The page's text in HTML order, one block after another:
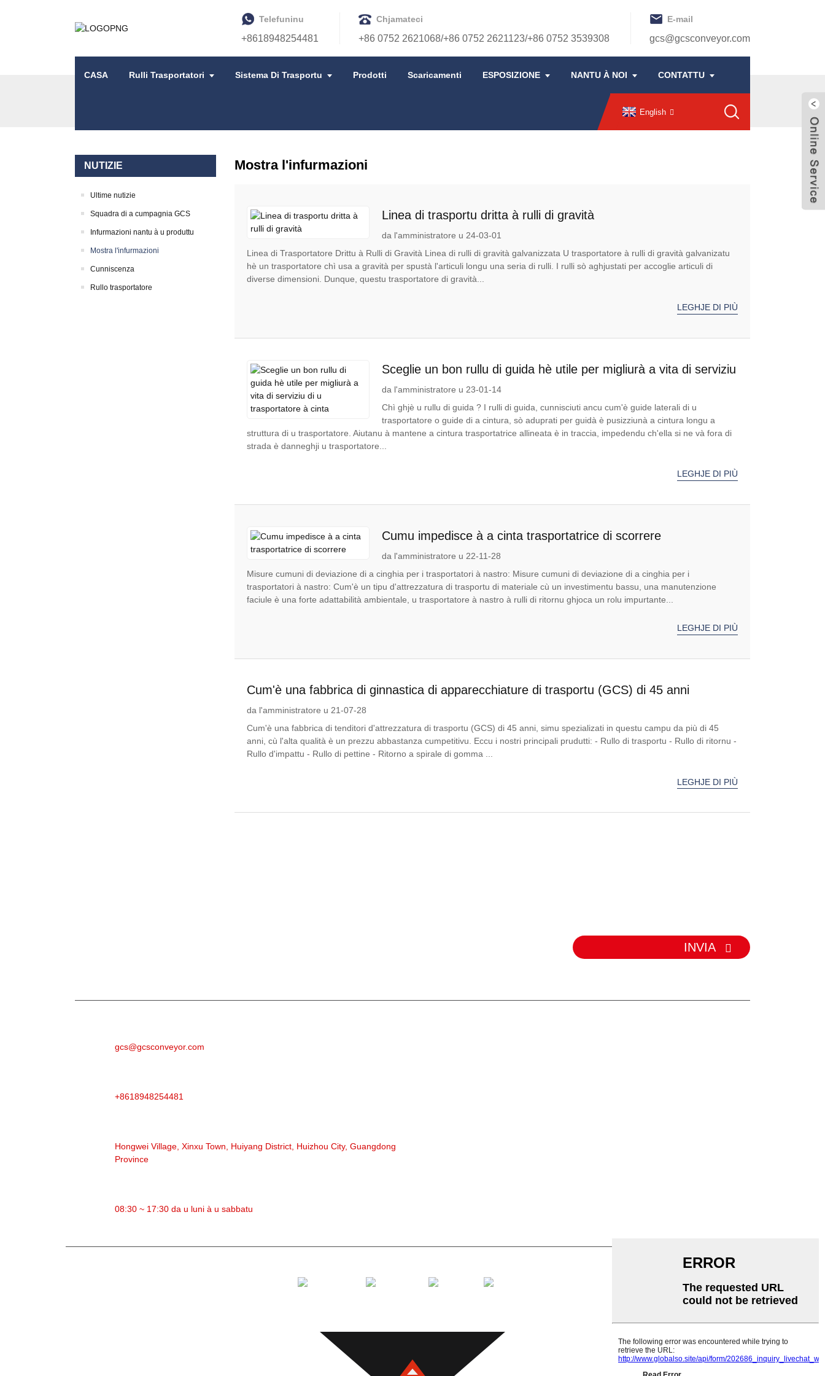
Telefuninu
+8618948254481
Chjamateci
+86 0752 2621068/+86 0752 2621123/+86 0752 3539308
E-mail
gcs@gcsconveyor.com
CASA Rulli Trasportatori Sistema Di Trasportu Prodotti Scaricamenti ESPOSIZIONE NANTU À NOI CONTATTU
English
NUTIZIE
Ultime nutizie
Squadra di a cumpagnia GCS
Infurmazioni nantu à u produttu
Mostra l'infurmazioni
Cunniscenza
Rullo trasportatore
Mostra l'infurmazioni
Linea di trasportu dritta à rulli di gravità
da l'amministratore u 24-03-01
Linea di Trasportatore Drittu à Rulli di Gravità Linea di rulli di gravità galvanizzata U trasportatore à rulli di gravità galvanizatu
hè un trasportatore chì usa a gravità per spustà l'articuli longu una seria di rulli. I rulli sò aghjustati per accoglie articuli di
diverse dimensioni. Dunque, questu trasportatore di gravità...
LEGHJE DI PIÙ
Sceglie un bon rullu di guida hè utile per migliurà a vita di serviziu
di u trasportatore à cinta
da l'amministratore u 23-01-14
Chì ghjè u rullu di guida ? I rulli di guida, cunnisciuti ancu cum'è guide laterali di u
trasportatore o guide di a cintura, sò aduprati per guidà è pusizziunà a cintura longu a
struttura di u trasportatore. Aiutanu à mantene a cintura trasportatrice allineata è in traccia, impedendu ch'ella si ne và fora di
strada è danneghji u trasportatore...
LEGHJE DI PIÙ
Cumu impedisce à a cinta trasportatrice di scorrere
da l'amministratore u 22-11-28
Misure cumuni di deviazione di a cinghia per i trasportatori à nastro: Misure cumuni di deviazione di a cinghia per i
trasportatori à nastro: Cum'è un tipu d'attrezzatura di trasportu di materiale cù un investimentu bassu, una manutenzione
faciule è una forte adattabilità ambientale, u trasportatore à nastro à rulli di ritornu ghjoca un rolu impurtante...
LEGHJE DI PIÙ
Cum'è una fabbrica di ginnastica di apparecchiature di trasportu (GCS) di 45 anni
da l'amministratore u 21-07-28
Cum'è una fabbrica di tenditori d'attrezzatura di trasportu (GCS) di 45 anni, simu spezializati in questu campu da più di 45
anni, cù l'alta qualità è un prezzu abbastanza cumpetitivu. Eccu i nostri principali prudutti: - Rullo di trasportu - Rullo di ritornu -
Rullo d'impattu - Rullo di pettine - Ritorno a spirale di gomma ...
LEGHJE DI PIÙ
INVIA
gcs@gcsconveyor.com
+8618948254481
Hongwei Village, Xinxu Town, Huiyang District, Huizhou City, Guangdong
Province
08:30 ~ 17:30 da u luni à u sabbatu